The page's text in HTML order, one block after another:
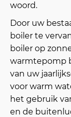
woord.
Door uw
boiler te
boiler op
warmtepomp
van uw
voor warm
het gebruik
en de